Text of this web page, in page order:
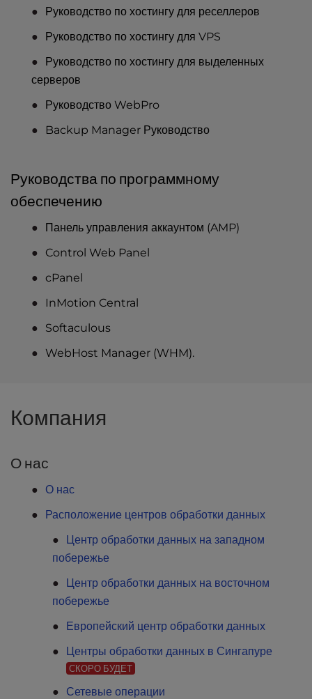
Руководство по хостингу для реселлеров
Руководство по хостингу для VPS
Руководство по хостингу для выделенных
серверов
Руководство WebPro
Backup Manager Руководство
Руководства по программному
обеспечению
Панель управления аккаунтом (AMP)
Control Web Panel
cPanel
InMotion Central
Softaculous
WebHost Manager (WHM).
Компания
О нас
О нас
Расположение центров обработки данных
Центр обработки данных на западном
побережье
Центр обработки данных на восточном
побережье
Европейский центр обработки данных
Центры обработки данных в Сингапуре
СКОРО БУДЕТ
Сетевые операции